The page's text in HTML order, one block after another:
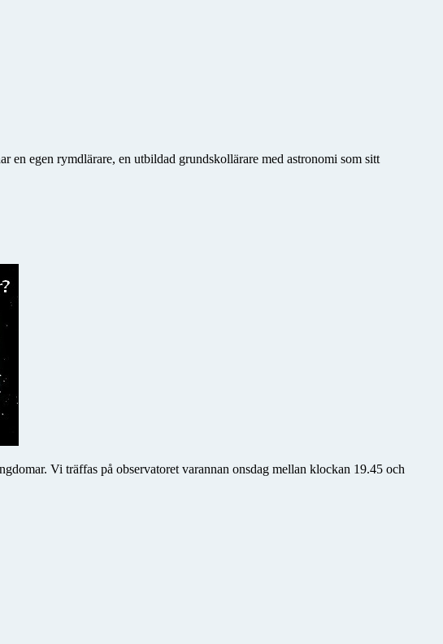
egen rymdlärare, en utbildad grundskollärare med astronomi som sitt
Vi träffas på observatoret varannan onsdag mellan klockan 19.45 och